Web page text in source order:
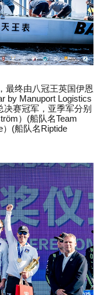
最终由八冠王英国伊恩
by Manuport Logistics
决赛冠军，亚季军分别
） (船队名Team
） (船队名 Riptide